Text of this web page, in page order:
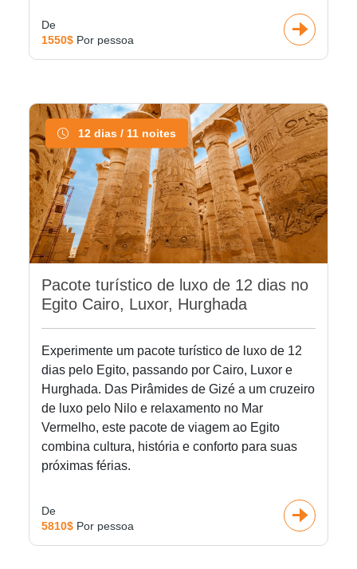
De
1550$ Por pessoa
12 dias / 11 noites
Pacote turístico de luxo de 12 dias no
Egito Cairo, Luxor, Hurghada
Experimente um pacote turístico de luxo de 12
dias pelo Egito, passando por Cairo, Luxor e
Hurghada. Das Pirâmides de Gizé a um cruzeiro
de luxo pelo Nilo e relaxamento no Mar
Vermelho, este pacote de viagem ao Egito
combina cultura, história e conforto para suas
próximas férias.
De
5810$ Por pessoa